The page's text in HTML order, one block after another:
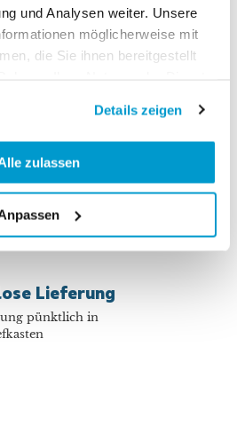
und Analysen weiter. Unsere
möglicherweise mit
die Sie ihnen bereitgestellt
Details zeigen
zulassen
Bezahlung
sicher und
Ihnen bei
sparen
Sie von bis
dem Kiosk-
Lieferung
pünktlich in